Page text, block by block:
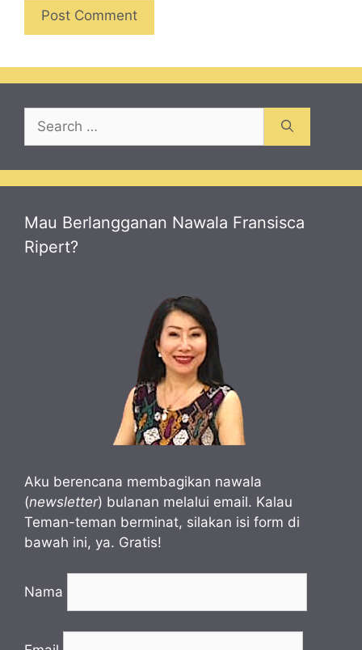
Search
for:
Mau Berlangganan Nawala Fransisca
Ripert?
Aku berencana membagikan nawala
(newsletter) bulanan melalui email. Kalau
Teman-teman berminat, silakan isi form di
bawah ini, ya. Gratis!
Nama